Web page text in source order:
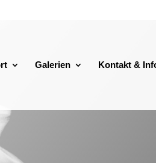
Galerien Kontakt &